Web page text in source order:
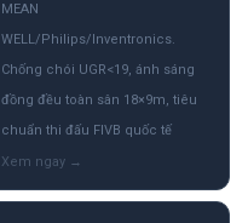
MEAN
WELL/Philips/Inventronics.
Chống chói UGR<19, ánh sáng
đồng đều toàn sân 18×9m, tiêu
chuẩn thi đấu FIVB quốc tế